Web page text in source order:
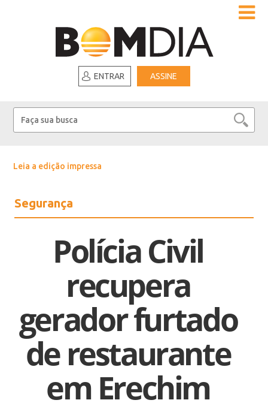
ENTRAR ASSINE
Leia a edição impressa
Segurança
Polícia Civil
recupera
gerador furtado
de restaurante
em Erechim